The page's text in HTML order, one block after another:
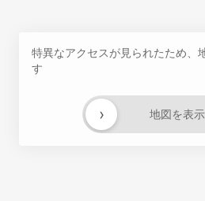
特異なアクセスが見られたため、
す
地図を表示
›